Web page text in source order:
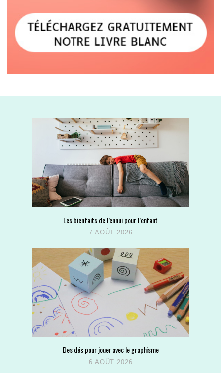
Les bienfaits de l’ennui pour l’enfant
7 AOÛT 2026
Des dés pour jouer avec le graphisme
6 AOÛT 2026